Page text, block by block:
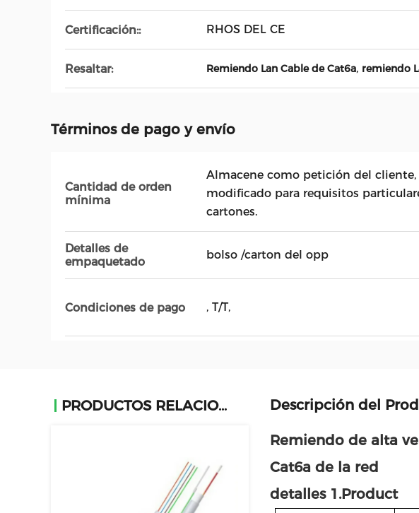
Certificación:: RHOS DEL CE
Resaltar: Remiendo Lan Cable de Cat6a, remiendo
Términos de pago y envío
Cantidad de orden
mínima
Almacene como petición del
modificado para requisitos
cartones.
Detalles de
empaquetado
bolso /carton del opp
Condiciones de pago , T/T,
PRODUCTOS RELACIONADOS Descripción del
Remiendo de alta
Cat6a de la red
detalles 1.Product